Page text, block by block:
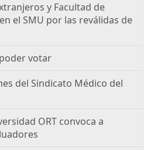
y Facultad de
el SMU por las reválidas de
votar
del Sindicato Médico del
ORT convoca a